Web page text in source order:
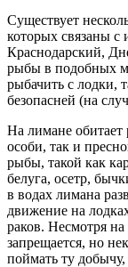
Существует
которых связаны с
Краснодарский,
рыбы в подобных
рыбачить с лодки,
безопасней (на
На лимане
особи, так и
рыбы, такой как
белуга, осетр,
в водах лимана
движение на
раков. Несмотря
запрещается, но
поймать ту добычу,